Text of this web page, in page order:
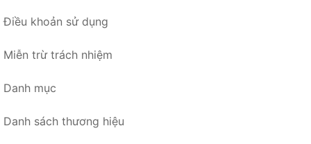
Điều khoản sử dụng
Miễn trừ trách nhiệm
Danh mục
Danh sách thương hiệu